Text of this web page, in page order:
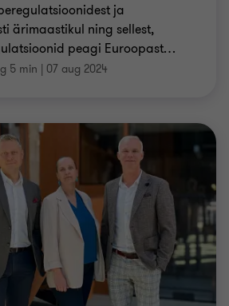
ja
ärimaastikul ning sellest,
peagi Euroopast…
5 min | 07 aug 2024